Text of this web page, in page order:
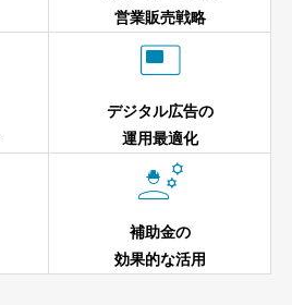
営業販売戦略

デジタル広告の
運用最適化

補助金の
効果的な活用